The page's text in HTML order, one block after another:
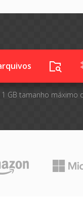
GB tamanho máximo